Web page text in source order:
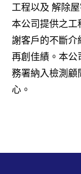
工程以及 解除
本公司提供之工
謝客戶的不斷介
再創佳績。本公
務署納入檢測顧
心。